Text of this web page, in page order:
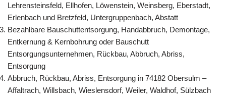
Lehrensteinsfeld, Ellhofen, Löwenstein, Weinsberg, Eberstadt,
Erlenbach und Bretzfeld, Untergruppenbach, Abstatt
Bezahlbare Bauschuttentsorgung, Handabbruch, Demontage,
Entkernung & Kernbohrung oder Bauschutt
Entsorgungsunternehmen, Rückbau, Abbruch, Abriss,
Entsorgung
Abbruch, Rückbau, Abriss, Entsorgung in 74182 Obersulm –
Affaltrach, Willsbach, Wieslensdorf, Weiler, Waldhof, Sülzbach